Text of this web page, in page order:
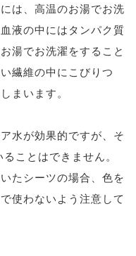
は、高温のお湯でお洗
液の中にはタンパク質
湯でお洗濯をすること
繊維の中にこびりつ
まいます。
水が効果的ですが、そ
ことはできません。
たシーツの場合、色を
使わないよう注意して